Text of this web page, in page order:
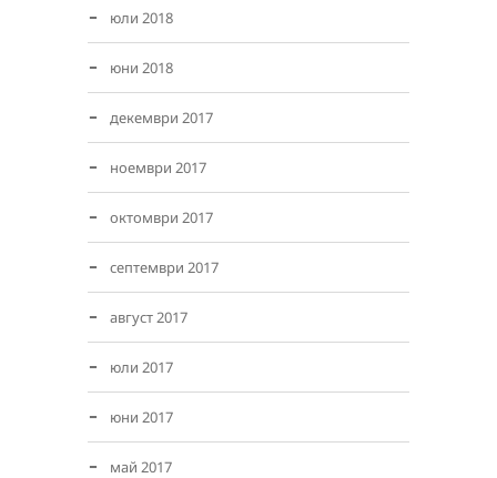
юли 2018
юни 2018
декември 2017
ноември 2017
октомври 2017
септември 2017
август 2017
юли 2017
юни 2017
май 2017